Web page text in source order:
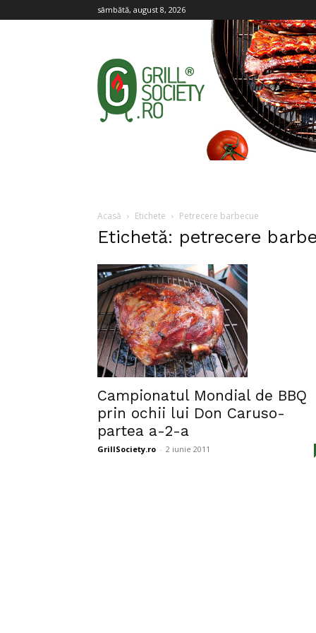
sâmbătă, august 8, 2026
Grill
Society
Acasă Etichete Petrecere barbecue
Etichetă: petrecere
Campionatul Mondial de BBQ
prin ochii lui Don Caruso-
partea a-2-a
GrillSociety.ro - 2 iunie 2011